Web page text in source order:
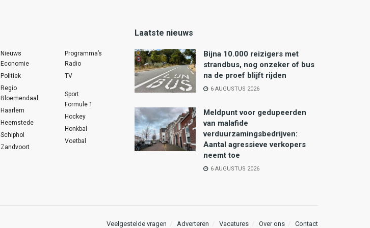
Nieuws
Economie
Politiek
Regio
Bloemendaal
Haarlem
Heemstede
Schiphol
Zandvoort
Programma’s
Radio
TV
Sport
Formule 1
Hockey
Honkbal
Voetbal
Laatste nieuws
Bijna 10.000 reizigers met
strandbus, nog onzeker of bus
na de proef blijft rijden
6 AUGUSTUS 2026
Meldpunt voor gedupeerden
van malafide
verduurzamingsbedrijven:
Aantal agressieve verkopers
neemt toe
6 AUGUSTUS 2026
Veelgestelde vragen Adverteren Vacatures Over ons Contact